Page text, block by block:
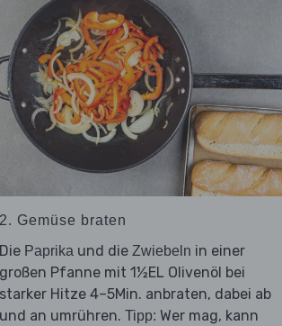
2. Gemüse braten
Die Paprikaund die Zwiebeln in einer
großen Pfanne mit 1½EL Olivenöl bei
starker Hitze 4–5Min. anbraten, dabei ab
und an umrühren. Tipp: Wer mag, kann